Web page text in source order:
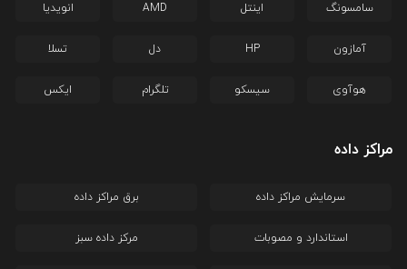
سامسونگ اینتل AMD انویدیا
آمازون HP دل تسلا
هوآوی سیسکو تلگرام ایکس
مراکز داده
سرمایش مراکز داده برق مراکز داده
استاندارد و مصوبات مرکز داده سبز